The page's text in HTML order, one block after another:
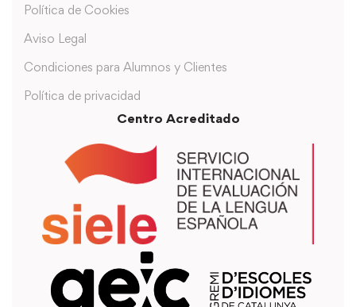
Política de Cookies
Aviso Legal
Condiciones para Alumnos y Clientes
Política de privacidad
Centro Acreditado